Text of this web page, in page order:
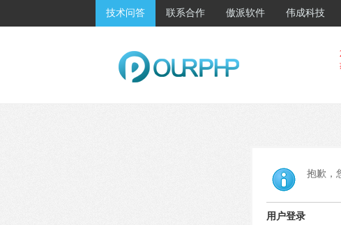
技术问答 联系合作 傲派软件 伟成科技
抱歉，
用户登录